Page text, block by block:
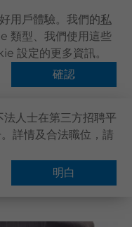
用戶體驗。我們的私
類型、我們使用這些
設定的更多資訊。
確認
人士在第三方招聘平
詳情及合法職位，請
明白
| 甚麼是心絞痛?
常見問題